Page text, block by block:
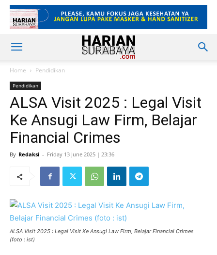
Home Pendidikan
Pendidikan
ALSA Visit 2025 : Legal Visit
Ke Ansugi Law Firm, Belajar
Financial Crimes
By Redaksi - Friday 13 June 2025 | 23:36
ALSA Visit 2025 : Legal Visit Ke Ansugi Law Firm, Belajar Financial Crimes
(foto : ist)